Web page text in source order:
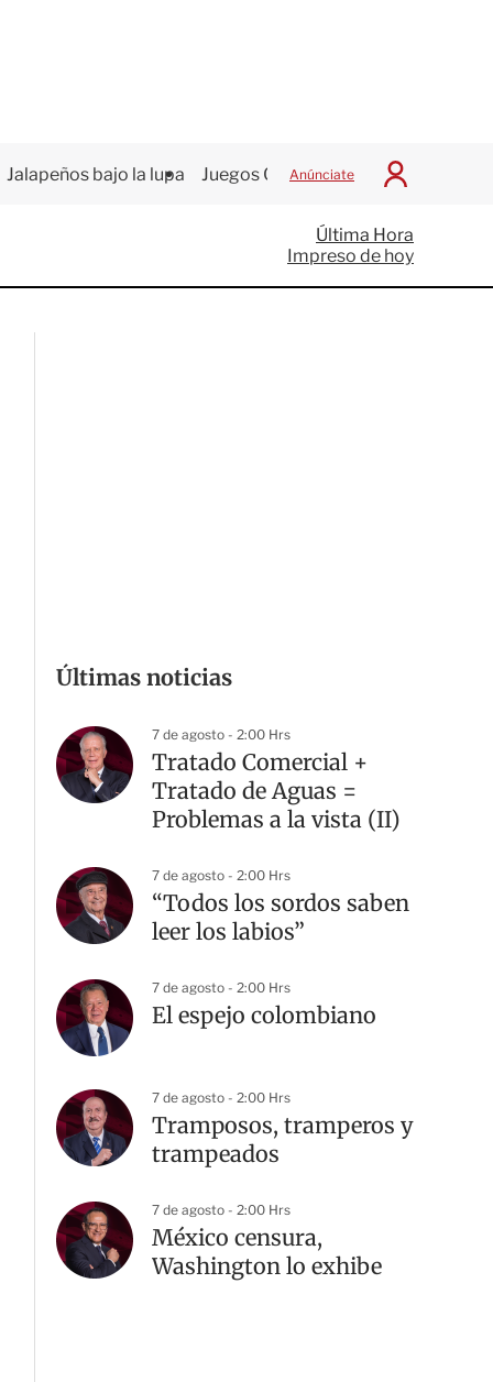
Jalapeños bajo la lupa Juegos Centroamericanos
Anúnciate
I
c
i
a
Última Hora
Impreso de hoy
Últimas noticias
7 de agosto - 2:00 Hrs
Tratado Comercial +
Tratado de Aguas =
Problemas a la vista (II)
7 de agosto - 2:00 Hrs
“Todos los sordos saben
leer los labios”
7 de agosto - 2:00 Hrs
El espejo colombiano
7 de agosto - 2:00 Hrs
Tramposos, tramperos y
trampeados
7 de agosto - 2:00 Hrs
México censura,
Washington lo exhibe